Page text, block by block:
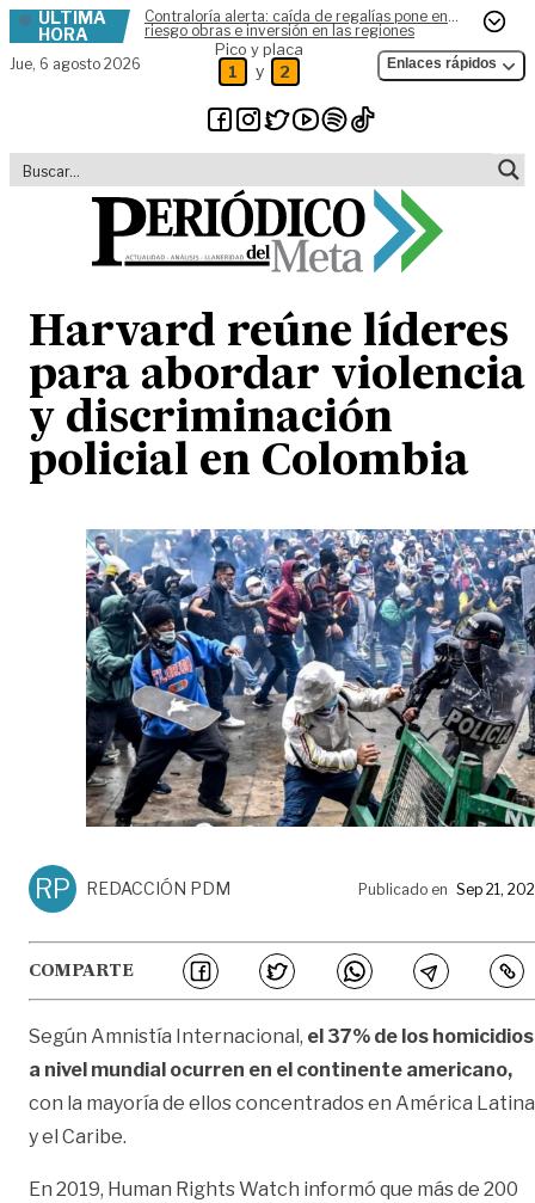
Skip to content
ÚLTIMA
HORA
Contraloría alerta: caída de regalías pone en
riesgo obras e inversión en las regiones
Jue, 6 agosto 2026
Pico y placa
1 y 2 Enlaces rápidos
Harvard reúne líderes
para abordar violencia
y discriminación
policial en Colombia
RP REDACCIÓN PDM Publicado en Sep 21,
COMPARTE
Según Amnistía Internacional, el 37% de los homicidios
a nivel mundial ocurren en el continente americano,
con la mayoría de ellos concentrados en América Latina
y el Caribe.
En 2019, Human Rights Watch informó que más de 200